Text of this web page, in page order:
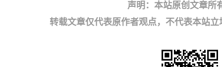
声明：本站原创文章所
转载文章仅代表原作者观点，不代表本站